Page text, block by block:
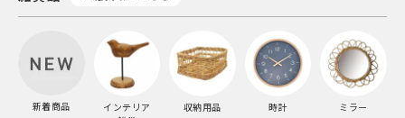
新着商品
インテリア
収納用品 時計 ミラー